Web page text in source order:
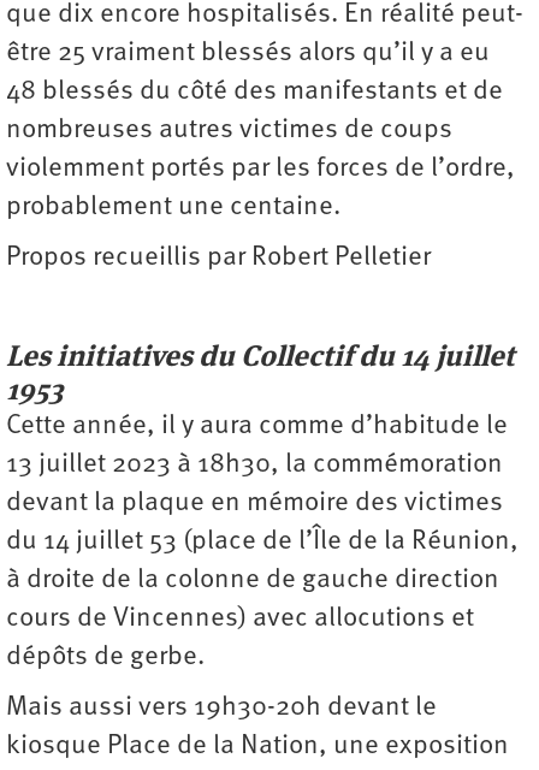
que dix encore hospitalisés. En réalité peut-
être 25 vraiment blessés alors qu’il y a eu
48 blessés du côté des manifestants et de
nombreuses autres victimes de coups
violemment portés par les forces de l’ordre,
probablement une centaine.
Propos recueillis par Robert Pelletier
Les initiatives du Collectif du 14 juillet
1953
Cette année, il y aura comme d’habitude le
13 juillet 2023 à 18h30, la commémoration
devant la plaque en mémoire des victimes
du 14 juillet 53 (place de l’Île de la Réunion,
à droite de la colonne de gauche direction
cours de Vincennes) avec allocutions et
dépôts de gerbe.
Mais aussi vers 19h30-20h devant le
kiosque Place de la Nation, une exposition